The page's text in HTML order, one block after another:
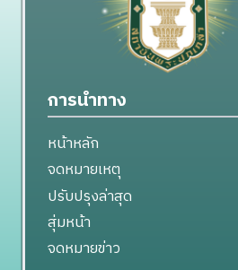
การนำทาง
หน้าหลัก
จดหมายเหตุ
ปรับปรุงล่าสุด
สุ่มหน้า
จดหมายข่าว